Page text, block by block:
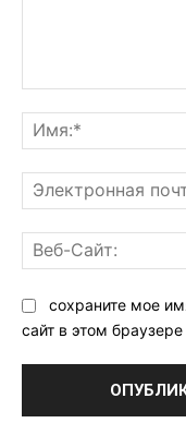
сохраните мое
сайт в этом